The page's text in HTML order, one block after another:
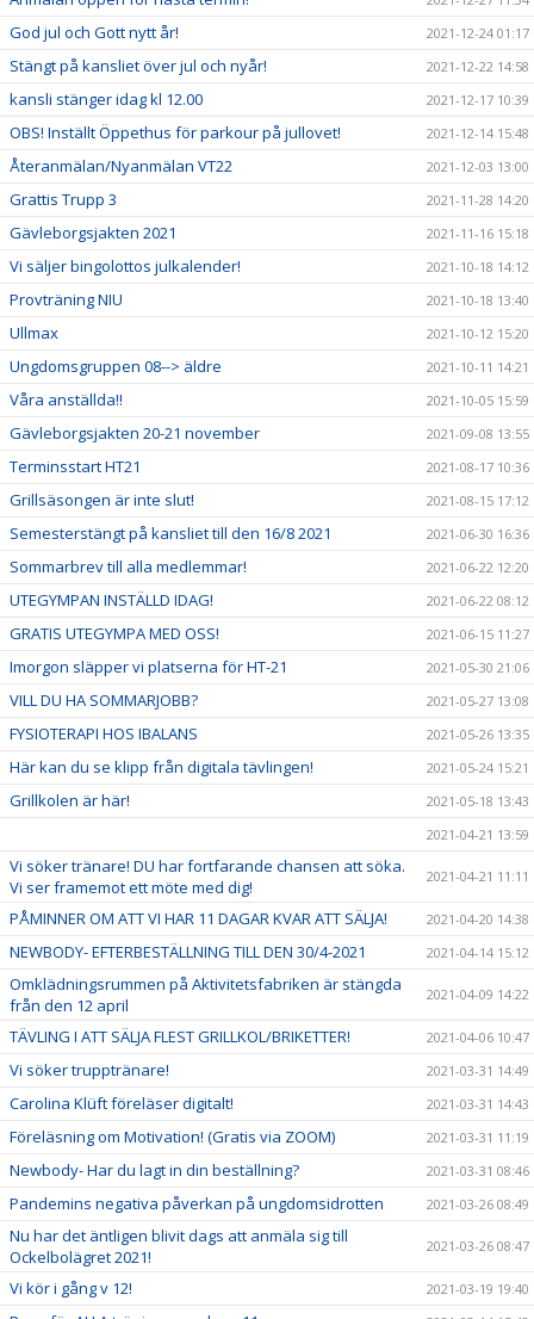
God jul och Gott nytt år! 2021-12-24 01:17
Stängt på kansliet över jul och nyår! 2021-12-22 14:58
kansli stänger idag kl 12.00 2021-12-17 10:39
OBS! Inställt Öppethus för parkour på jullovet! 2021-12-14 15:48
Återanmälan/Nyanmälan VT22 2021-12-03 13:00
Grattis Trupp 3 2021-11-28 14:20
Gävleborgsjakten 2021 2021-11-16 15:18
Vi säljer bingolottos julkalender! 2021-10-18 14:12
Provträning NIU 2021-10-18 13:40
Ullmax 2021-10-12 15:20
Ungdomsgruppen 08--> äldre 2021-10-11 14:21
Våra anställda!! 2021-10-05 15:59
Gävleborgsjakten 20-21 november 2021-09-08 13:55
Terminsstart HT21 2021-08-17 10:36
Grillsäsongen är inte slut! 2021-08-15 17:12
Semesterstängt på kansliet till den 16/8 2021 2021-06-30 16:36
Sommarbrev till alla medlemmar! 2021-06-22 12:20
UTEGYMPAN INSTÄLLD IDAG! 2021-06-22 08:12
GRATIS UTEGYMPA MED OSS! 2021-06-15 11:27
Imorgon släpper vi platserna för HT-21 2021-05-30 21:06
VILL DU HA SOMMARJOBB? 2021-05-27 13:08
FYSIOTERAPI HOS IBALANS 2021-05-26 13:35
Här kan du se klipp från digitala tävlingen! 2021-05-24 15:21
Grillkolen är här!
2021-05-18 13:43
2021-04-21 13:59
Vi söker tränare! DU har fortfarande chansen att söka.
Vi ser framemot ett möte med dig!
2021-04-21 11:11
PÅMINNER OM ATT VI HAR 11 DAGAR KVAR ATT SÄLJA! 2021-04-20 14:38
NEWBODY- EFTERBESTÄLLNING TILL DEN 30/4-2021 2021-04-14 15:12
Omklädningsrummen på Aktivitetsfabriken är stängda
från den 12 april
2021-04-09 14:22
TÄVLING I ATT SÄLJA FLEST GRILLKOL/BRIKETTER! 2021-04-06 10:47
Vi söker trupptränare! 2021-03-31 14:49
Carolina Klüft föreläser digitalt! 2021-03-31 14:43
Föreläsning om Motivation! (Gratis via ZOOM) 2021-03-31 11:19
Newbody- Har du lagt in din beställning? 2021-03-31 08:46
Pandemins negativa påverkan på ungdomsidrotten 2021-03-26 08:49
Nu har det äntligen blivit dags att anmäla sig till
Ockelbolägret 2021!
2021-03-26 08:47
Vi kör i gång v 12! 2021-03-19 19:40